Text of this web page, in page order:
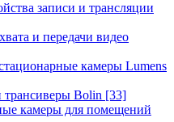
записи и трансляции
и передачи видео
камеры Lumens
Bolin [33]
камеры для помещений